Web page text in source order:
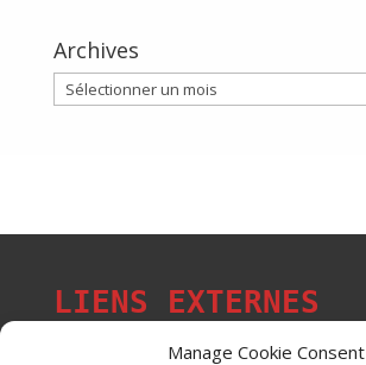
Manage Cookie Consent
Archives
Archives
LIENS EXTERNES